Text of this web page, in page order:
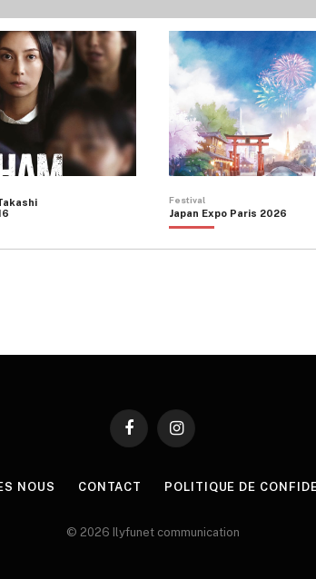
Festival
Japan Expo Paris 2026
FacebookInstagram
NOUS CONTACT POLITIQUE DE
© 2026 Ilyfunet communication